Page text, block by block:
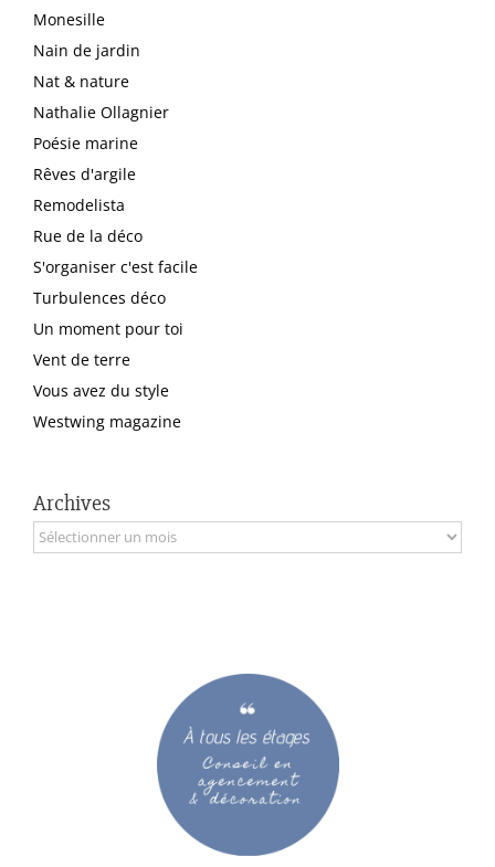
Monesille
Nain de jardin
Nat & nature
Nathalie Ollagnier
Poésie marine
Rêves d'argile
Remodelista
Rue de la déco
S'organiser c'est facile
Turbulences déco
Un moment pour toi
Vent de terre
Vous avez du style
Westwing magazine
Archives
Archives